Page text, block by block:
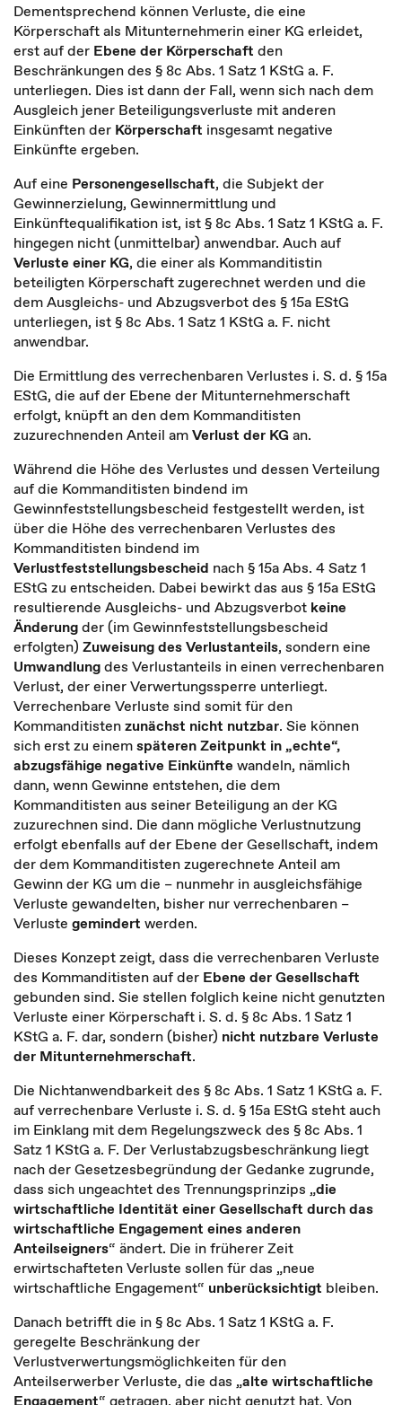
Dementsprechend können Verluste, die eine
Körperschaft als Mitunternehmerin einer KG erleidet,
erst auf der Ebene der Körperschaft den
Beschränkungen des § 8c Abs. 1 Satz 1 KStG a. F.
unterliegen. Dies ist dann der Fall, wenn sich nach dem
Ausgleich jener Beteiligungsverluste mit anderen
Einkünften der Körperschaft insgesamt negative
Einkünfte ergeben.
Auf eine Personengesellschaft, die Subjekt der
Gewinnerzielung, Gewinnermittlung und
Einkünftequalifikation ist, ist § 8c Abs. 1 Satz 1 KStG a. F.
hingegen nicht (unmittelbar) anwendbar. Auch auf
Verluste einer KG, die einer als Kommanditistin
beteiligten Körperschaft zugerechnet werden und die
dem Ausgleichs- und Abzugsverbot des § 15a EStG
unterliegen, ist § 8c Abs. 1 Satz 1 KStG a. F. nicht
anwendbar.
Die Ermittlung des verrechenbaren Verlustes i. S. d. § 15a
EStG, die auf der Ebene der Mitunternehmerschaft
erfolgt, knüpft an den dem Kommanditisten
zuzurechnenden Anteil amVerlust der KG an.
Während die Höhe des Verlustes und dessen Verteilung
auf die Kommanditisten bindend im
Gewinnfeststellungsbescheid festgestellt werden, ist
über die Höhe des verrechenbaren Verlustes des
Kommanditisten bindend im
Verlustfeststellungsbescheid nach § 15a Abs. 4 Satz 1
EStG zu entscheiden. Dabei bewirkt das aus § 15a EStG
resultierende Ausgleichs- und Abzugsverbot keine
Änderungder (im Gewinnfeststellungsbescheid
erfolgten) Zuweisung des Verlustanteils, sondern eine
Umwandlungdes Verlustanteils in einen verrechenbaren
Verlust, der einer Verwertungssperre unterliegt.
Verrechenbare Verluste sind somit für den
Kommanditistenzunächst nicht nutzbar. Sie können
sich erst zu einemspäteren Zeitpunkt in „echte“,
abzugsfähige negative Einkünfte wandeln, nämlich
dann, wenn Gewinne entstehen, die dem
Kommanditisten aus seiner Beteiligung an der KG
zuzurechnen sind. Die dann mögliche Verlustnutzung
erfolgt ebenfalls auf der Ebene der Gesellschaft, indem
der dem Kommanditisten zugerechnete Anteil am
Gewinn der KG um die – nunmehr in ausgleichsfähige
Verluste gewandelten, bisher nur verrechenbaren –
Verluste gemindert werden.
Dieses Konzept zeigt, dass die verrechenbaren Verluste
des Kommanditisten auf der Ebene der Gesellschaft
gebunden sind. Sie stellen folglich keine nicht genutzten
Verluste einer Körperschaft i. S. d. § 8c Abs. 1 Satz 1
KStG a. F. dar, sondern (bisher) nicht nutzbare Verluste
der Mitunternehmerschaft.
Die Nichtanwendbarkeit des § 8c Abs. 1 Satz 1 KStG a. F.
auf verrechenbare Verluste i. S. d. § 15a EStG steht auch
im Einklang mit dem Regelungszweck des § 8c Abs. 1
Satz 1 KStG a. F. Der Verlustabzugsbeschränkung liegt
nach der Gesetzesbegründung der Gedanke zugrunde,
dass sich ungeachtet des Trennungsprinzips „die
wirtschaftliche Identität einer Gesellschaft durch das
wirtschaftliche Engagement eines anderen
Anteilseigners“ ändert. Die in früherer Zeit
erwirtschafteten Verluste sollen für das „neue
wirtschaftliche Engagement“ unberücksichtigt bleiben.
Danach betrifft die in § 8c Abs. 1 Satz 1 KStG a. F.
geregelte Beschränkung der
Verlustverwertungsmöglichkeiten für den
Anteilserwerber Verluste, die das „alte wirtschaftliche
Engagement“ getragen, aber nicht genutzt hat. Von